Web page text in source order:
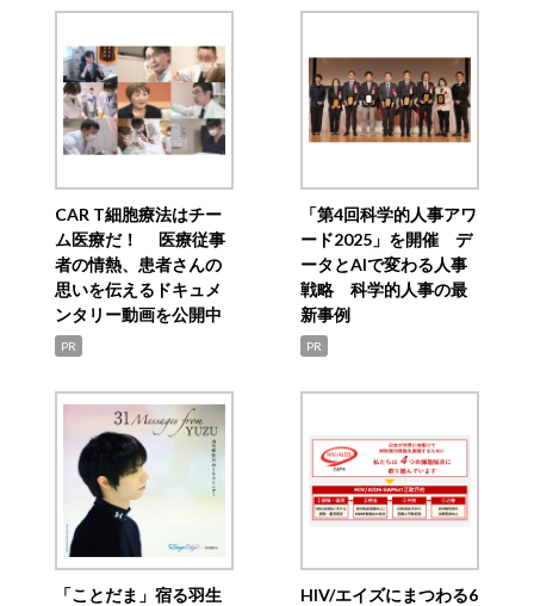
CAR T細胞療法はチー
ム医療だ！ 医療従事
者の情熱、患者さんの
思いを伝えるドキュメ
ンタリー動画を公開中
PR
「第4回科学的人事アワ
ード2025」を開催 デ
ータとAIで変わる人事
戦略 科学的人事の最
新事例
PR
「ことだま」宿る羽生
HIV/エイズにまつわる6